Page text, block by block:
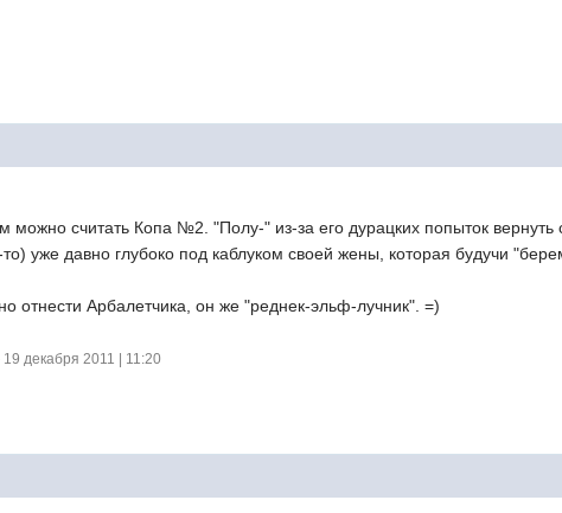
можно считать Копа №2. "Полу-" из-за его дурацких попыток
уже давно глубоко под каблуком своей жены, которая будучи
отнести Арбалетчика, он же "реднек-эльф-лучник". =)
19 декабря 2011 | 11:20